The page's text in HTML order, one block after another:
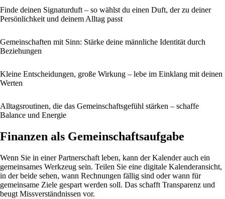
Finde deinen Signaturduft – so wählst du einen Duft, der zu deiner
Persönlichkeit und deinem Alltag passt
Gemeinschaften mit Sinn: Stärke deine männliche Identität durch
Beziehungen
Kleine Entscheidungen, große Wirkung – lebe im Einklang mit deinen
Werten
Alltagsroutinen, die das Gemeinschaftsgefühl stärken – schaffe
Balance und Energie
Finanzen als Gemeinschaftsaufgabe
Wenn Sie in einer Partnerschaft leben, kann der Kalender auch ein
gemeinsames Werkzeug sein. Teilen Sie eine digitale Kalenderansicht,
in der beide sehen, wann Rechnungen fällig sind oder wann für
gemeinsame Ziele gespart werden soll. Das schafft Transparenz und
beugt Missverständnissen vor.